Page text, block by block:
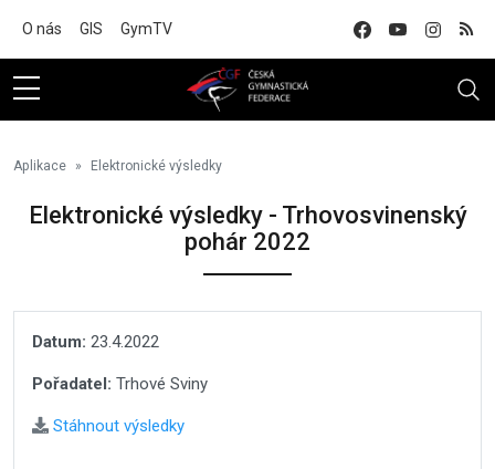
O nás GIS GymTV
Aplikace Elektronické výsledky
Elektronické výsledky - Trhovosvinenský
pohár 2022
Datum: 23.4.2022
Pořadatel: Trhové Sviny
Stáhnout výsledky